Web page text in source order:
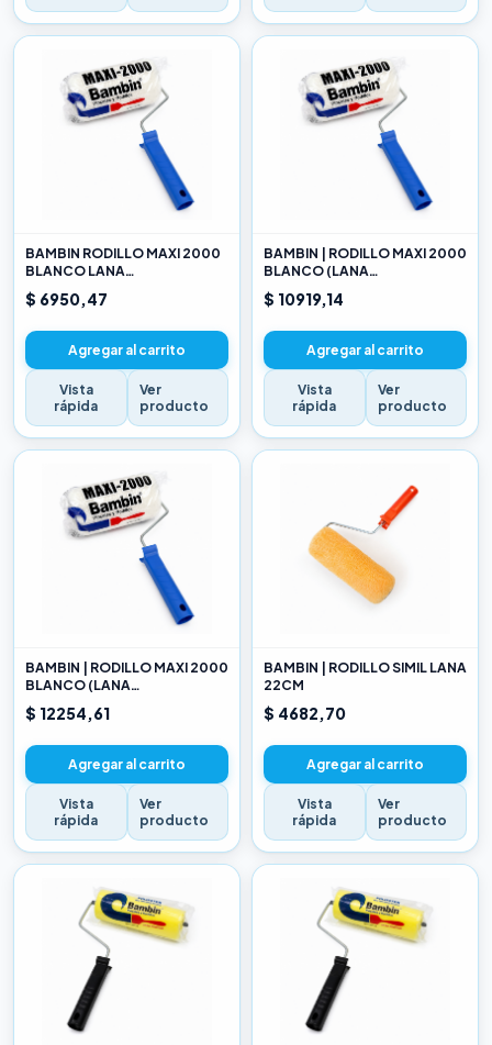
BAMBIN RODILLO MAXI 2000
BLANCO LANA
SELECCIONADA 10 CM
$ 6950,47
Agregar al carrito
Vista
rápida
Ver
producto
BAMBIN | RODILLO MAXI 2000
BLANCO (LANA
SELECCIONADA) 17CM
$ 10919,14
Agregar al carrito
Vista
rápida
Ver
producto
BAMBIN | RODILLO MAXI 2000
BLANCO (LANA
SELECCIONADA) 22CM
$ 12254,61
Agregar al carrito
Vista
rápida
Ver
producto
BAMBIN | RODILLO SIMIL LANA
22CM
$ 4682,70
Agregar al carrito
Vista
rápida
Ver
producto